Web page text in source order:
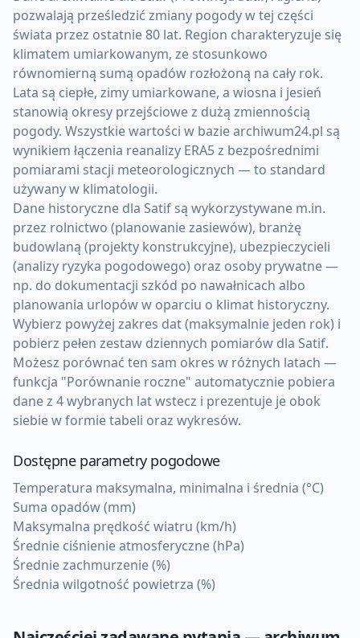
pozwalają prześledzić zmiany pogody w tej części
świata przez ostatnie 80 lat. Region charakteryzuje się
klimatem umiarkowanym, ze stosunkowo
równomierną sumą opadów rozłożoną na cały rok.
Lata są ciepłe, zimy umiarkowane, a wiosna i jesień
stanowią okresy przejściowe z dużą zmiennością
pogody. Wszystkie wartości w bazie archiwum24.pl są
wynikiem łączenia reanalizy ERA5 z bezpośrednimi
pomiarami stacji meteorologicznych — to standard
używany w klimatologii.
Dane historyczne dla Satif są wykorzystywane m.in.
przez rolnictwo (planowanie zasiewów), branżę
budowlaną (projekty konstrukcyjne), ubezpieczycieli
(analizy ryzyka pogodowego) oraz osoby prywatne —
np. do dokumentacji szkód po nawałnicach albo
planowania urlopów w oparciu o klimat historyczny.
Wybierz powyżej zakres dat (maksymalnie jeden rok) i
pobierz pełen zestaw dziennych pomiarów dla Satif.
Możesz porównać ten sam okres w różnych latach —
funkcja "Porównanie roczne" automatycznie pobiera
dane z 4 wybranych lat wstecz i prezentuje je obok
siebie w formie tabeli oraz wykresów.
Dostępne parametry pogodowe
Temperatura maksymalna, minimalna i średnia (°C)
Suma opadów (mm)
Maksymalna prędkość wiatru (km/h)
Średnie ciśnienie atmosferyczne (hPa)
Średnie zachmurzenie (%)
Średnia wilgotność powietrza (%)